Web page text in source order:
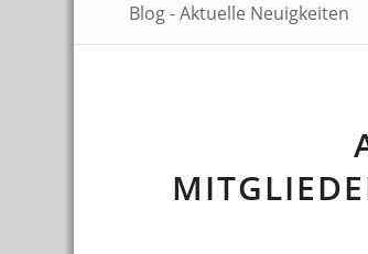
Blog - Aktuelle Neuigkeiten